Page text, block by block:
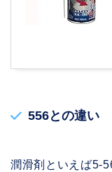
556との違い
潤滑剤といえば5-